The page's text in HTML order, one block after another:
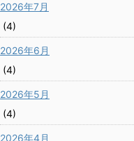
2026年7月
(4)
2026年6月
(4)
2026年5月
(4)
2026年4月